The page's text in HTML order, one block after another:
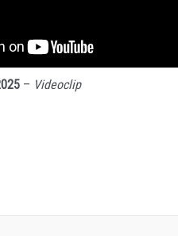
– Videoclip